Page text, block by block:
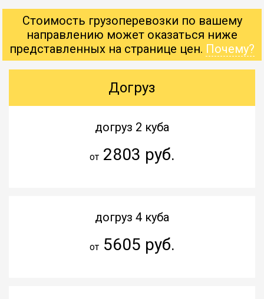
Стоимость грузоперевозки по вашему
направлению может оказаться ниже
представленных на странице цен. Почему?
Догруз
догруз 2 куба
от2803 руб.
догруз 4 куба
от5605 руб.